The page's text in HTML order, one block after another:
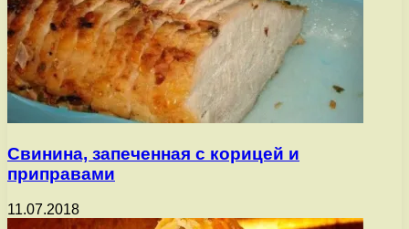
Свинина, запеченная с корицей и
приправами
11.07.2018